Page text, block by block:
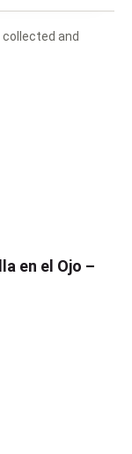
and
en el Ojo –